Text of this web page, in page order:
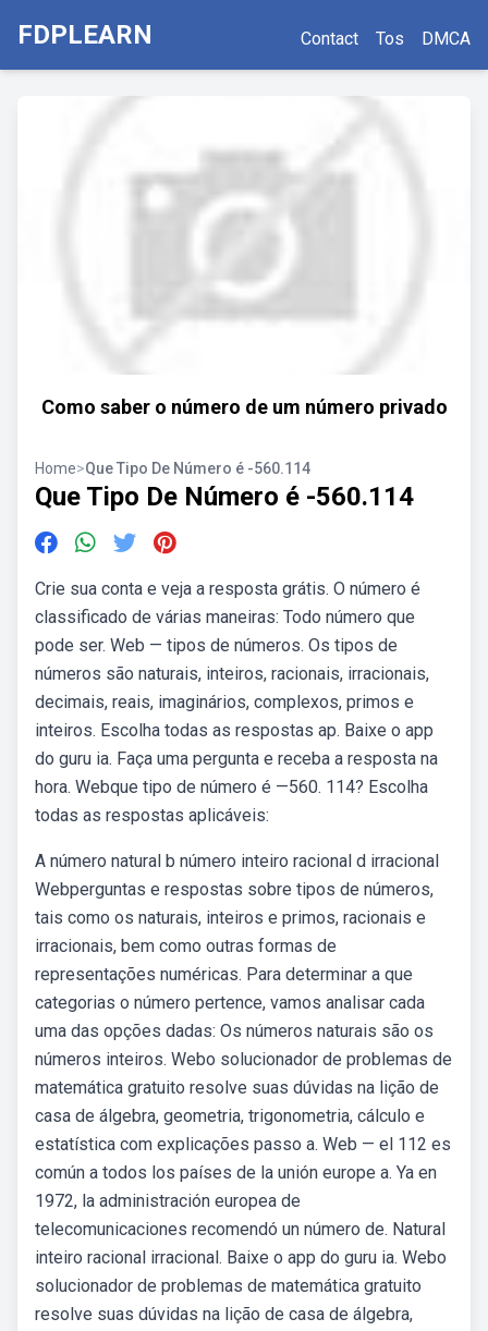
FDPLEARN Contact Tos DMCA
Como saber o número de um número privado
Home>Que Tipo De Número é -560.114
Que Tipo De Número é -560.114
Crie sua conta e veja a resposta grátis. O número é
classificado de várias maneiras: Todo número que
pode ser. Web — tipos de números. Os tipos de
números são naturais, inteiros, racionais, irracionais,
decimais, reais, imaginários, complexos, primos e
inteiros. Escolha todas as respostas ap. Baixe o app
do guru ia. Faça uma pergunta e receba a resposta na
hora. Webque tipo de número é —560. 114? Escolha
todas as respostas aplicáveis:
A número natural b número inteiro racional d irracional
Webperguntas e respostas sobre tipos de números,
tais como os naturais, inteiros e primos, racionais e
irracionais, bem como outras formas de
representações numéricas. Para determinar a que
categorias o número pertence, vamos analisar cada
uma das opções dadas: Os números naturais são os
números inteiros. Webo solucionador de problemas de
matemática gratuito resolve suas dúvidas na lição de
casa de álgebra, geometria, trigonometria, cálculo e
estatística com explicações passo a. Web — el 112 es
común a todos los países de la unión europe a. Ya en
1972, la administración europea de
telecomunicaciones recomendó un número de. Natural
inteiro racional irracional. Baixe o app do guru ia. Webo
solucionador de problemas de matemática gratuito
resolve suas dúvidas na lição de casa de álgebra,